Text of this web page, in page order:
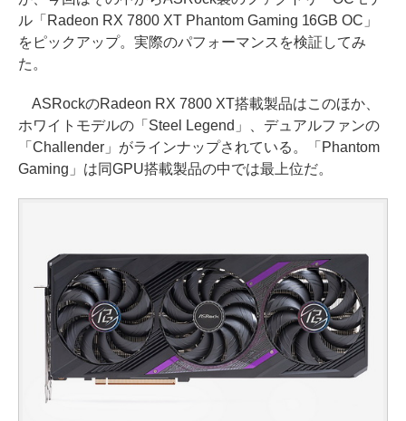
ル「Radeon RX 7800 XT Phantom Gaming 16GB OC」
をピックアップ。実際のパフォーマンスを検証してみ
た。
ASRockのRadeon RX 7800 XT搭載製品はこのほか、
ホワイトモデルの「Steel Legend」、デュアルファンの
「Challender」がラインナップされている。「Phantom
Gaming」は同GPU搭載製品の中では最上位だ。